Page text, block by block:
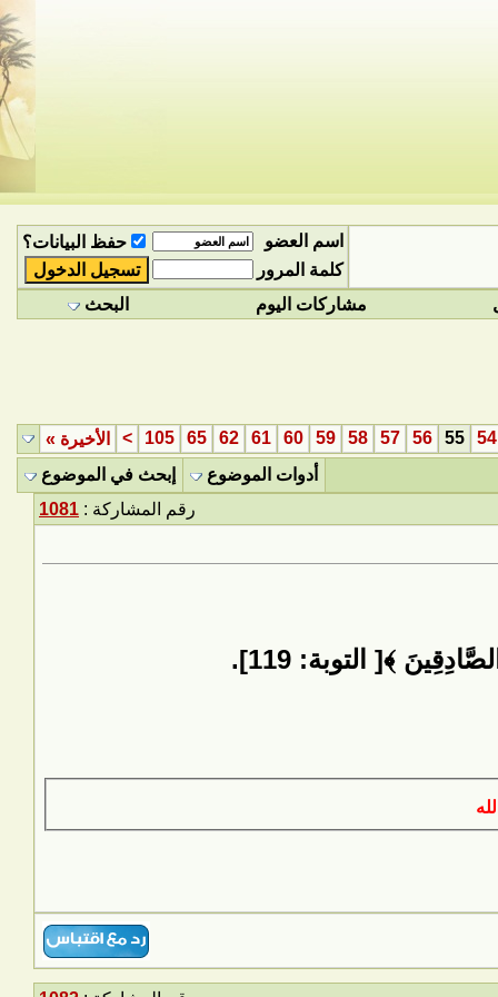
اسم العضو
حفظ البيانات؟
كلمة المرور
مشاركات اليوم البحث
54
55
56
57
58
59
60
61
62
65
105
> الأخيرة »
أدوات الموضوع
إبحث في الموضوع
رقم المشاركة : 1081
﴾[ التوبة: 119].